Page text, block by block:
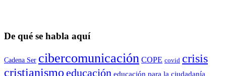
De qué se habla aquí
Cadena Ser cibercomunicación COPE covid crisis
cristianismo educación educación para la ciudadaní­a